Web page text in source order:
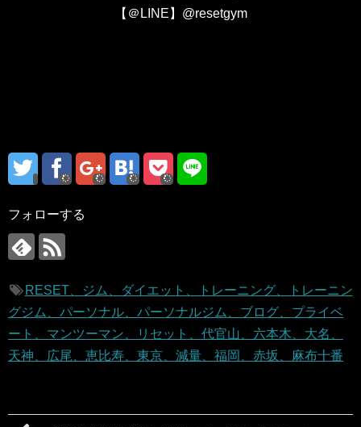
【＠LINE】@resetgym
フォローする
RESET、ジム、ダイエット、トレーニング、トレーニン
グジム、パーソナル、パーソナルジム、ブログ、プライベ
ート、マンツーマン、リセット、代官山、六本木、大名、
天神、広尾、恵比寿、東京、減量、福岡、赤坂、麻布十番